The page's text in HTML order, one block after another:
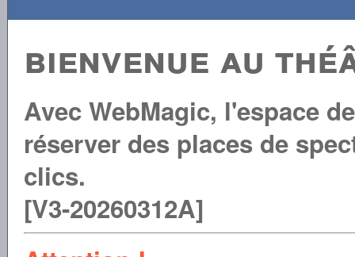
bienvenue au
Avec WebMagic, l'espace
réserver des places de
clics.
[V3-20260312A]